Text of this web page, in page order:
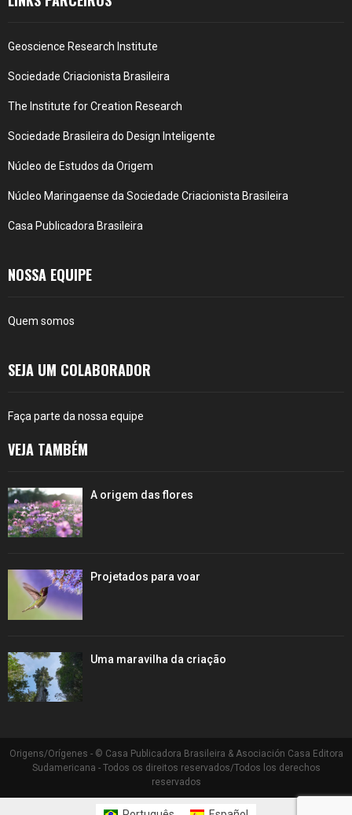
Geoscience Research Institute
Sociedade Criacionista Brasileira
The Institute for Creation Research
Sociedade Brasileira do Design Inteligente
Núcleo de Estudos da Origem
Núcleo Maringaense da Sociedade Criacionista Brasileira
Casa Publicadora Brasileira
NOSSA EQUIPE
Quem somos
SEJA UM COLABORADOR
Faça parte da nossa equipe
VEJA TAMBÉM
A origem das flores
Projetados para voar
Uma maravilha da criação
Origens/Orígenes - © Casa Publicadora Brasileira & Asociación Casa Editora
Sudamericana - Todos os direitos reservados/Todos los derechos
reservados